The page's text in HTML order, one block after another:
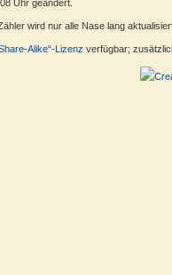
Uhr geändert.
wird nur alle Nase lang
Alike“-Lizenz verfügbar;